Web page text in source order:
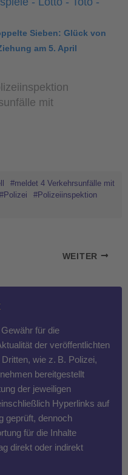
Sieben: Glück von
am 5. April
mit
#meldet 4 Verkehrsunfälle mit
#Polizei
#Polizeiinspektion
WEITER
für die
der veröffentlichten
wie z. B. Polizei,
bereitgestellt
der jeweiligen
Hyperlinks auf
geprüft, dennoch
für die Inhalte
direkt oder indirekt